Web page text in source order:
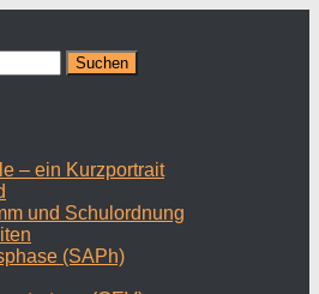
– ein Kurzportrait
und Schulordnung
(SAPh)